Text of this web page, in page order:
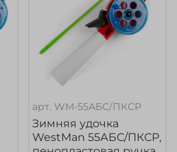
арт. WM-55АБС/ПКСР
Зимняя удочка
WestMan 55АБС/ПКСР,